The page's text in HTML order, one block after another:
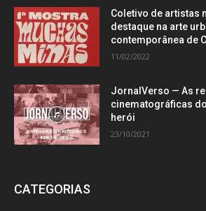
Coletivo de artistas
destaque na arte
contemporânea de
11/02/2022
JornalVerso — As
cinematográficas
herói
23/10/2021
CATEGORIAS